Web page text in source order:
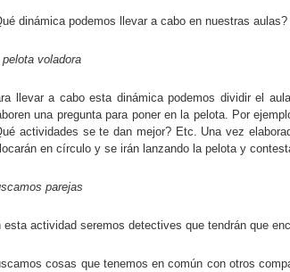
dinámica podemos llevar a cabo en nuestras aulas?
pelota voladora
llevar a cabo esta dinámica podemos dividir el
una pregunta para poner en la pelota. Por
actividades se te dan mejor? Etc. Una vez
en círculo y se irán lanzando la pelota y
parejas
esta actividad seremos detectives que tendrán que
cosas que tenemos en común con otros